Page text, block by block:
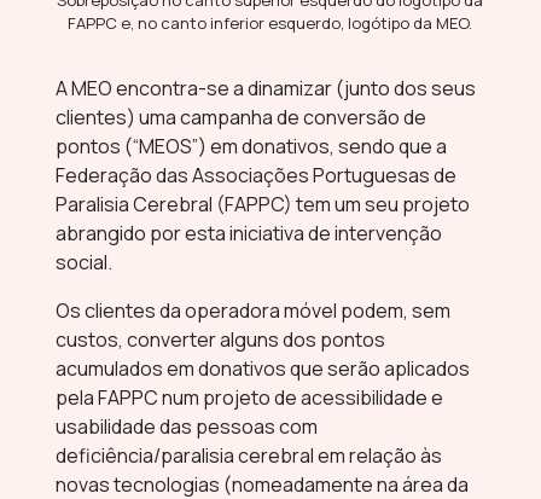
A MEO encontra-se a dinamizar (junto dos seus
clientes) uma campanha de conversão de
pontos (“MEOS”) em donativos, sendo que a
Federação das Associações Portuguesas de
Paralisia Cerebral (FAPPC) tem um seu projeto
abrangido por esta iniciativa de intervenção
social.
Os clientes da operadora móvel podem, sem
custos, converter alguns dos pontos
acumulados em donativos que serão aplicados
pela FAPPC num projeto de acessibilidade e
usabilidade das pessoas com
deficiência/paralisia cerebral em relação às
novas tecnologias (nomeadamente na área da